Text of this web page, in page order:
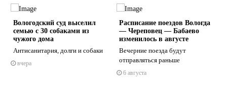
Вологодский суд выселил
семью с 30 собаками из
чужого дома
Антисанитария, долги и собаки
вчера
Расписание поездов Вологда
— Череповец — Бабаево
изменилось в августе
Вечерние поезда будут
отправляться раньше
6 августа